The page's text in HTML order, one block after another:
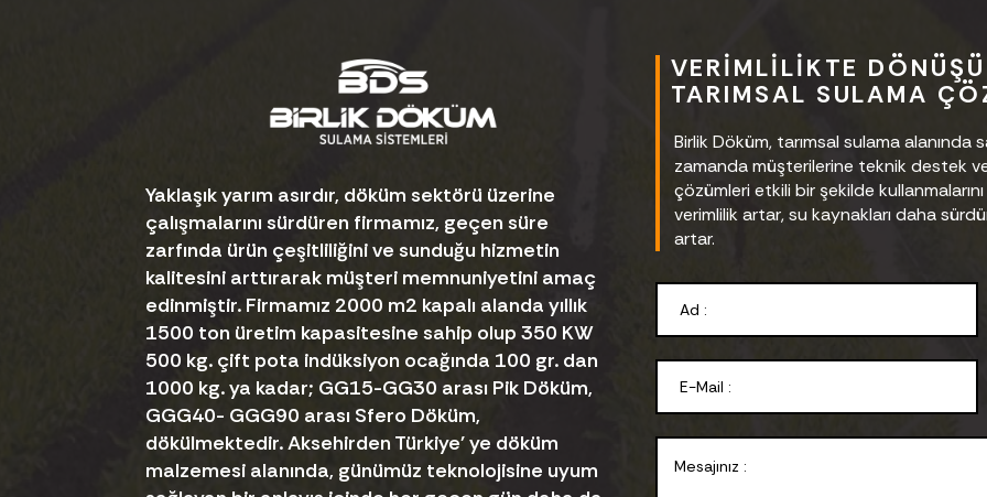
Yaklaşık yarım asırdır, döküm sektörü üzerine
çalışmalarını sürdüren firmamız, geçen süre
zarfında ürün çeşitliliğini ve sunduğu hizmetin
kalitesini arttırarak müşteri memnuniyetini amaç
edinmiştir. Firmamız 2000 m2 kapalı alanda yıllık
1500 ton üretim kapasitesine sahip olup 350 KW
500 kg. çift pota indüksiyon ocağında 100 gr. dan
1000 kg. ya kadar; GG15-GG30 arası Pik Döküm,
GGG40- GGG90 arası Sfero Döküm,
dökülmektedir. Aksehirden Türkiye' ye döküm
malzemesi alanında, günümüz teknolojisine uyum
VERIMLILIKTE
TARIMSAL SULAMA
Birlik Döküm, tarımsal sulama alanında
zamanda müşterilerine teknik destek
çözümleri etkili bir şekilde
verimlilik artar, su kaynakları daha
artar.